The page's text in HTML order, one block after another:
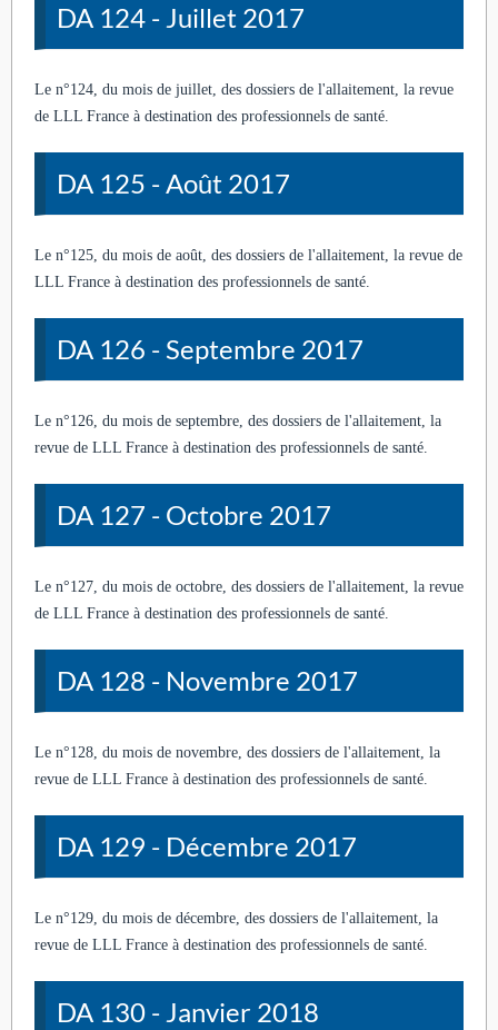
DA 124 - Juillet 2017
Le n°124, du mois de juillet, des dossiers de l'allaitement, la revue
de LLL France à destination des professionnels de santé.
DA 125 - Août 2017
Le n°125, du mois de août, des dossiers de l'allaitement, la revue de
LLL France à destination des professionnels de santé.
DA 126 - Septembre 2017
Le n°126, du mois de septembre, des dossiers de l'allaitement, la
revue de LLL France à destination des professionnels de santé.
DA 127 - Octobre 2017
Le n°127, du mois de octobre, des dossiers de l'allaitement, la revue
de LLL France à destination des professionnels de santé.
DA 128 - Novembre 2017
Le n°128, du mois de novembre, des dossiers de l'allaitement, la
revue de LLL France à destination des professionnels de santé.
DA 129 - Décembre 2017
Le n°129, du mois de décembre, des dossiers de l'allaitement, la
revue de LLL France à destination des professionnels de santé.
DA 130 - Janvier 2018